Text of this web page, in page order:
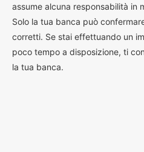
assume alcuna responsabilità in
Solo la tua banca può
corretti. Se stai effettuando un
poco tempo a disposizione, ti
la tua banca.